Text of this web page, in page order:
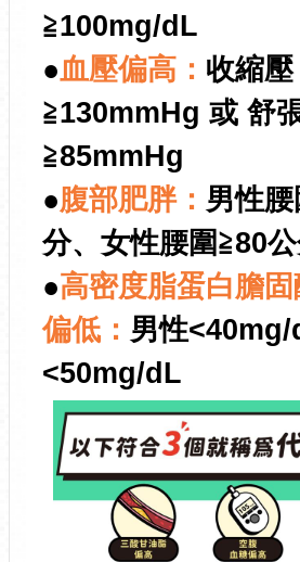
≧100mg/dL
● 血壓偏高： 收縮壓
≧130mmHg 或 舒
≧85mmHg
●腹部肥胖： 男性
分、女性腰圍≧80
●高密度脂蛋白膽
偏低： 男性
<50mg/dL